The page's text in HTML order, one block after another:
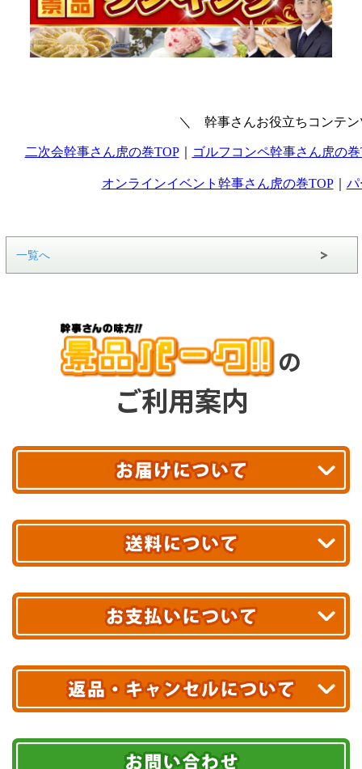
一覧へ
の
ご利用案内
最短翌日お届け!
あす着エリアが対象です。
エリアやお届け日の確認はこちら▶
※ 配送業者による配送遅延が生じる可能性がございます。
※ 沖縄・離島はお届けできません。
送料無料!
10,000円未満 全国一律1,100円(税込)
配送業者
ヤマト運輸
お届け可能時間帯
クレジットカード
代金引換(現金のみ)
期限を含むルール（条件）や、お客様にご負担い